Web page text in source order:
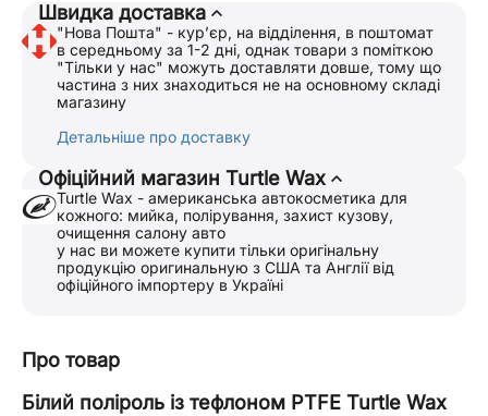
Швидка доставка
"Нова Пошта" - курʼєр, на відділення, в поштомат
в середньому за 1-2 дні, однак товари з поміткою
"Тільки у нас" можуть доставляти довше, тому що
частина з них знаходиться не на основному складі
магазину
Детальніше про доставку
Офіційний магазин Turtle Wax
Turtle Wax - американська автокосметика для
кожного: мийка, полірування, захист кузову,
очищення салону авто
у нас ви можете купити тільки оригінальну
продукцію оригинальную з США та Англії від
офіційного імпортеру в Україні
Про товар
Білий поліроль із тефлоном PTFE Turtle Wax